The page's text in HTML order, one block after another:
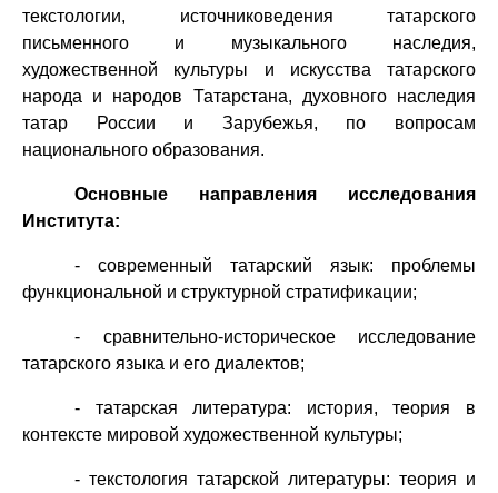
текстологии, источниковедения татарского
письменного и музыкального наследия,
художественной культуры и искусства татарского
народа и народов Татарстана, духовного наследия
татар России и Зарубежья, по вопросам
национального образования.
Основные направления исследования
Института:
- современный татарский язык: проблемы
функциональной и структурной стратификации;
- сравнительно-историческое исследование
татарского языка и его диалектов;
- татарская литература: история, теория в
контексте мировой художественной культуры;
- текстология татарской литературы: теория и